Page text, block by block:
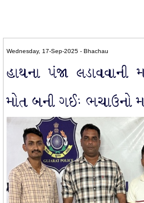
Wednesday, 17-Sep-2025 - Bhachau
હાથના પંજા લડાવવાની
મોત બની ગઈઃ ભચાઉનો